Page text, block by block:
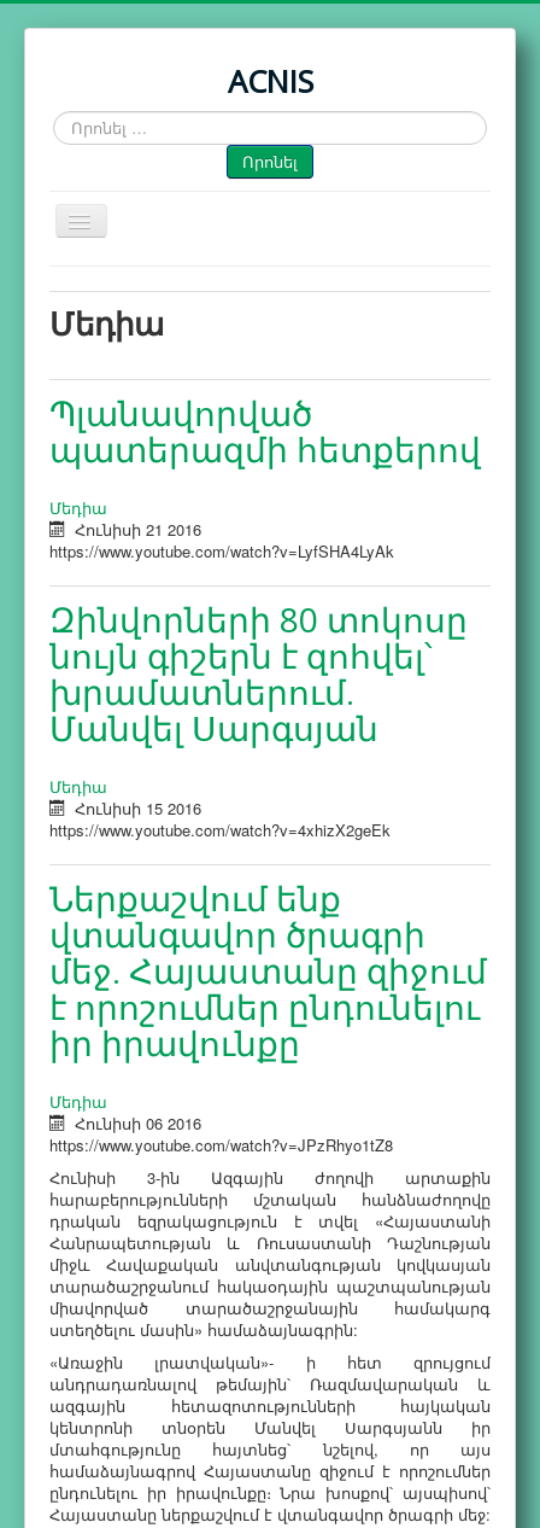
ACNIS
Որոնել
…
Որոնել
Toggle
Navigation
Գործունեություն
Օրացույց
Գործընկերներ
Մեդիա
Պլանավորված
պատերազմի հետքերով
Մեդիա
Հունիսի 21 2016
https://www.youtube.com/watch?v=LyfSHA4LyAk
Զինվորների 80 տոկոսը
նույն գիշերն է զոհվել՝
խրամատներում.
Մանվել Սարգսյան
Մեդիա
Հունիսի 15 2016
https://www.youtube.com/watch?v=4xhizX2geEk
Ներքաշվում ենք
վտանգավոր ծրագրի
մեջ. Հայաստանը զիջում
է որոշումներ ընդունելու
իր իրավունքը
Մեդիա
Հունիսի 06 2016
https://www.youtube.com/watch?v=JPzRhyo1tZ8
Հունիսի 3-ին Ազգային ժողովի արտաքին
հարաբերությունների մշտական հանձնաժողովը
դրական եզրակացություն է տվել «Հայաստանի
Հանրապետության և Ռուսաստանի Դաշնության
միջև Հավաքական անվտանգության կովկասյան
տարածաշրջանում հակաօդային պաշտպանության
միավորված տարածաշրջանային համակարգ
ստեղծելու մասին» համաձայնագրին:
«Առաջին լրատվական»- ի հետ զրույցում
անդրադառնալով թեմային՝ Ռազմավարական և
ազգային հետազոտությունների հայկական
կենտրոնի տնօրեն Մանվել Սարգսյանն իր
մտահգությունը հայտնեց՝ նշելով, որ այս
համաձայնագրով Հայաստանը զիջում է որոշումներ
ընդունելու իր իրավունքը։ Նրա խոսքով՝ այսպիսով՝
Հայաստանը ներքաշվում է վտանգավոր ծրագրի մեջ: